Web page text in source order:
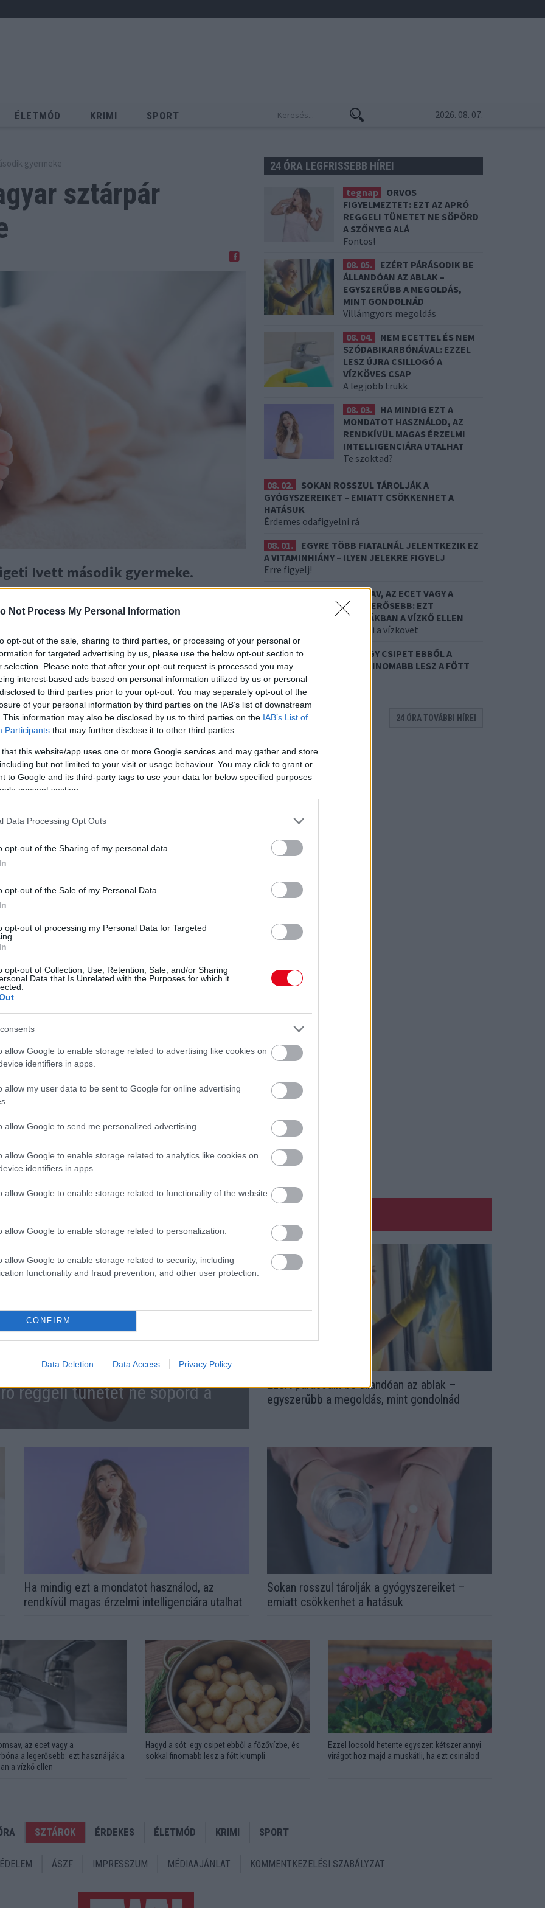
Not Process My Personal Information
opt-out of the sale, sharing to third parties, or processing of your personal or
for targeted advertising by us, please use the below opt-out section to
selection. Please note that after your opt-out request is processed you may
interest-based ads based on personal information utilized by us or personal
to third parties prior to your opt-out. You may separately opt-out of the
of your personal information by third parties on the IAB’s list of downstream
This information may also be disclosed by us to third parties on the IAB’s List of
Participants that may further disclose it to other third parties.
that this website/app uses one or more Google services and may gather and store
but not limited to your visit or usage behaviour. You may click to grant or
to Google and its third-party tags to use your data for below specified purposes
consent section.
Data Processing Opt Outs
opt-out of the Sharing of my personal data.
opt-out of the Sale of my Personal Data.
opt-out of processing my Personal Data for Targeted
opt-out of Collection, Use, Retention, Sale, and/or Sharing
Data that Is Unrelated with the Purposes for which it
allow Google to enable storage related to advertising like cookies on
identifiers in apps.
allow my user data to be sent to Google for online advertising
allow Google to send me personalized advertising.
allow Google to enable storage related to analytics like cookies on
identifiers in apps.
allow Google to enable storage related to functionality of the website
allow Google to enable storage related to personalization.
allow Google to enable storage related to security, including
functionality and fraud prevention, and other user protection.
CONFIRM
Data Deletion Data Access Privacy Policy
ÉLETMÓD KRIMI SPORT 2026. 08. 07.
gyermeke
sztárpár
Ivett második gyermeke.
posztolta ki a közösségi oldalára „
előtted, Ivett!Négyen vagyunk (plusz baba
Miki.
hord a szíve alatt, így a kislányuknak, a 3 és fél
BABA SZIGLIGETI IVETT
24 ÓRA LEGFRISSEBB HÍREI
tegnap
ORVOS
FIGYELMEZTET: EZT AZ APRÓ
REGGELI TÜNETET NE SÖPÖRD
A SZŐNYEG ALÁ
Fontos!
08. 05.
EZÉRT PÁRÁSODIK BE
ÁLLANDÓAN AZ ABLAK –
EGYSZERŰBB A MEGOLDÁS,
MINT GONDOLNÁD
Villámgyors megoldás
08. 04.
NEM ECETTEL ÉS NEM
SZÓDABIKARBÓNÁVAL: EZZEL
LESZ ÚJRA CSILLOGÓ A
VÍZKÖVES CSAP
A legjobb trükk
08. 03.
HA MINDIG EZT A
MONDATOT HASZNÁLOD, AZ
RENDKÍVÜL MAGAS ÉRZELMI
INTELLIGENCIÁRA UTALHAT
Te szoktad?
08. 02.
SOKAN ROSSZUL TÁROLJÁK A
GYÓGYSZEREIKET – EMIATT CSÖKKENHET A
HATÁSUK
Érdemes odafigyelni rá
08. 01.
EGYRE TÖBB FIATALNÁL JELENTKEZIK EZ
A VITAMINHIÁNY – ILYEN JELEKRE FIGYELJ
Erre figyelj!
NEM A CITROMSAV, AZ ECET VAGY A
SZÓDABIKARBÓNA A LEGERŐSEBB: EZT
HASZNÁLJÁK A SZÁLLODÁKBAN A VÍZKŐ ELLEN
Ez a szer tényleg eltünteti a vízkövet
07. 31.
HAGYD A SÓT: EGY CSIPET EBBŐL A
FŐZŐVÍZBE, ÉS SOKKAL FINOMABB LESZ A FŐTT
KRUMPLI
Titkos hozzávaló
24 ÓRA TOVÁBBI HÍREI
reggeli tünetet ne söpörd a
Ezért párásodik be állandóan az ablak –
egyszerűbb a megoldás, mint gondolnád
Ha mindig ezt a mondatot használod, az
rendkívül magas érzelmi intelligenciára utalhat
Sokan rosszul tárolják a gyógyszereiket –
emiatt csökkenhet a hatásuk
az ecet vagy a
a legerősebb: ezt használják a
a vízkő ellen
Hagyd a sót: egy csipet ebből a főzővízbe, és
sokkal finomabb lesz a főtt krumpli
Ezzel locsold hetente egyszer: kétszer annyi
virágot hoz majd a muskátli, ha ezt csinálod
SZTÁROK ÉRDEKES ÉLETMÓD KRIMI SPORT
ÁSZF IMPRESSZUM MÉDIAAJÁNLAT KOMMENTKEZELÉSI SZABÁLYZAT